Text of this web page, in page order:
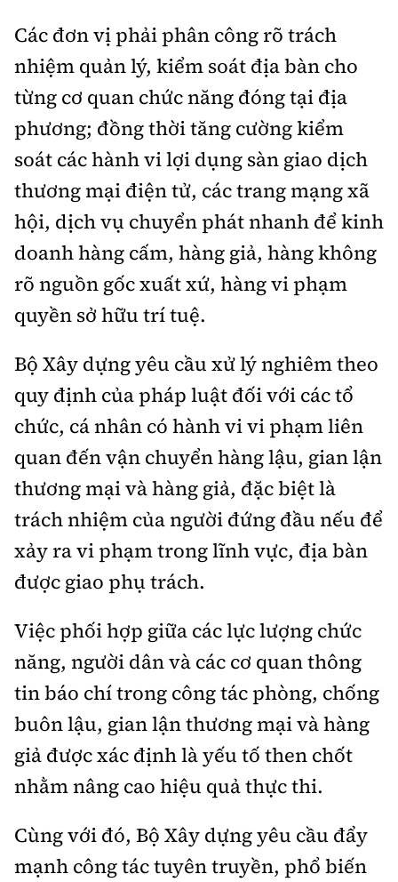
Các đơn vị phải phân công rõ trách
nhiệm quản lý, kiểm soát địa bàn cho
từng cơ quan chức năng đóng tại địa
phương; đồng thời tăng cường kiểm
soát các hành vi lợi dụng sàn giao dịch
thương mại điện tử, các trang mạng xã
hội, dịch vụ chuyển phát nhanh để kinh
doanh hàng cấm, hàng giả, hàng không
rõ nguồn gốc xuất xứ, hàng vi phạm
quyền sở hữu trí tuệ.
Bộ Xây dựng yêu cầu xử lý nghiêm theo
quy định của pháp luật đối với các tổ
chức, cá nhân có hành vi vi phạm liên
quan đến vận chuyển hàng lậu, gian lận
thương mại và hàng giả, đặc biệt là
trách nhiệm của người đứng đầu nếu để
xảy ra vi phạm trong lĩnh vực, địa bàn
được giao phụ trách.
Việc phối hợp giữa các lực lượng chức
năng, người dân và các cơ quan thông
tin báo chí trong công tác phòng, chống
buôn lậu, gian lận thương mại và hàng
giả được xác định là yếu tố then chốt
nhằm nâng cao hiệu quả thực thi.
Cùng với đó, Bộ Xây dựng yêu cầu đẩy
mạnh công tác tuyên truyền, phổ biến